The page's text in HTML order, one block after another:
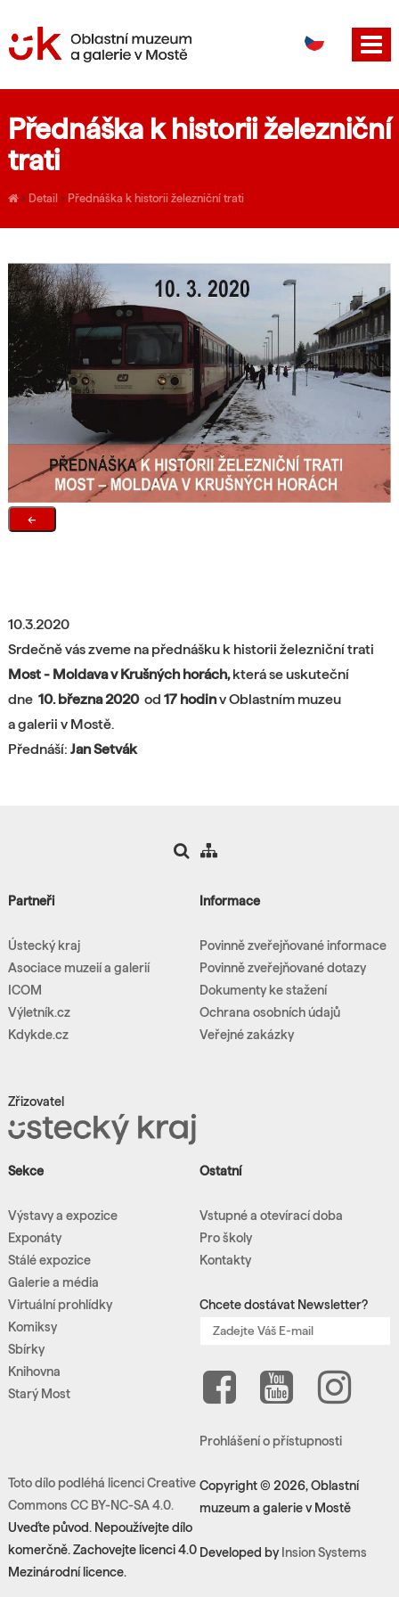
EN
Přednáška k historii železniční
trati
› Detail › Přednáška k historii železniční trati
←
10.3.2020
Srdečně vás zveme na přednáškuk historii železniční trati
Most - Moldava v Krušných horách,která se uskuteční
dne 10. března 2020od 17 hodinv Oblastním muzeu
a galerii v Mostě.
Přednáší: Jan Setvák
Partneři
Ústecký kraj
Asociace muzeií a galerií
ICOM
Výletník.cz
Kdykde.cz
Zřizovatel
Informace
Povinně zveřejňované informace
Povinně zveřejňované dotazy
Dokumenty ke stažení
Ochrana osobních údajů
Veřejné zakázky
Sekce
Výstavy a expozice
Exponáty
Stálé expozice
Galerie a média
Virtuální prohlídky
Komiksy
Sbírky
Knihovna
Starý Most
Toto dílo podléhá licenci Creative
Commons CC BY-NC-SA 4.0.
Uveďte původ. Nepoužívejte dílo
komerčně. Zachovejte licenci 4.0
Mezinárodní licence.
Ostatní
Vstupné a otevírací doba
Pro školy
Kontakty
Chcete dostávat Newsletter?
Prohlášení o přístupnosti
Copyright © 2026, Oblastní
muzeum a galerie v Mostě
Developed by Insion Systems